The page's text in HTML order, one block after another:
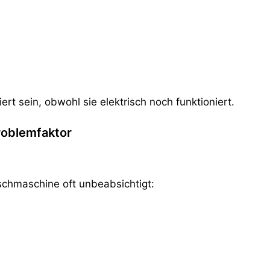
sein, obwohl sie elektrisch noch funktioniert.
oft unbeabsichtigt: